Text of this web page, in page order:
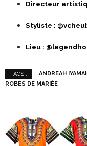
Directeur
Styliste :
Lieu :
TAGS : ANDREAH
ROBES DE MARIÉE